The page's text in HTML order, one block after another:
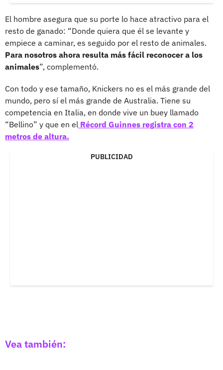
El hombre asegura que su porte lo hace atractivo para el
resto de ganado: “Donde quiera que él se levante y
empiece a caminar, es seguido por el resto de animales.
Para nosotros ahora resulta más fácil reconocer a los
animales”, complementó.
Con todo y ese tamaño, Knickers no es el más grande del
mundo, pero sí el más grande de Australia. Tiene su
competencia en Italia, en donde vive un buey llamado
“Bellino” y que en el Récord Guinnes registra con 2
metros de altura.
PUBLICIDAD
Vea también: